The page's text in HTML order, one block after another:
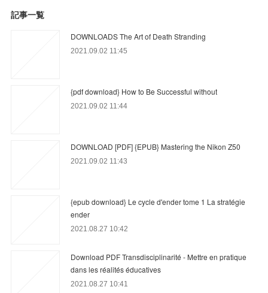
記事一覧
DOWNLOADS The Art of Death Stranding
2021.09.02 11:45
{pdf download} How to Be Successful without
2021.09.02 11:44
DOWNLOAD [PDF] {EPUB} Mastering the Nikon Z50
2021.09.02 11:43
{epub download} Le cycle d'ender tome 1 La stratégie
ender
2021.08.27 10:42
Download PDF Transdisciplinarité - Mettre en pratique
dans les réalités éducatives
2021.08.27 10:41